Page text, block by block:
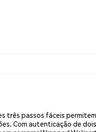
três passos fáceis
Com autenticação de